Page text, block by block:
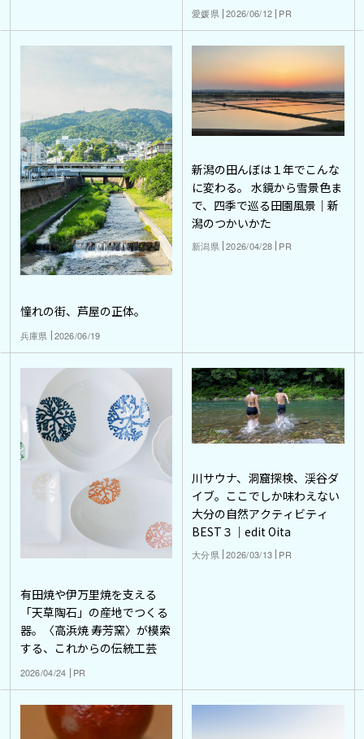
愛媛県 2026/06/12 PR
憧れの街、芦屋の正体。
兵庫県 2026/06/19
新潟の田んぼは１年でこんな
に変わる。 水鏡から雪景色ま
で、四季で巡る田園風景｜新
潟のつかいかた
新潟県 2026/04/28 PR
有田焼や伊万里焼を支える
「天草陶石」の産地でつくる
器。〈高浜焼 寿芳窯〉が模索
する、これからの伝統工芸
2026/04/24 PR
川サウナ、洞窟探検、渓谷ダ
イブ。ここでしか味わえない
大分の自然アクティビティ
BEST３｜edit Oita
大分県 2026/03/13 PR